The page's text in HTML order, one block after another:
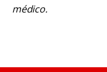
médico.